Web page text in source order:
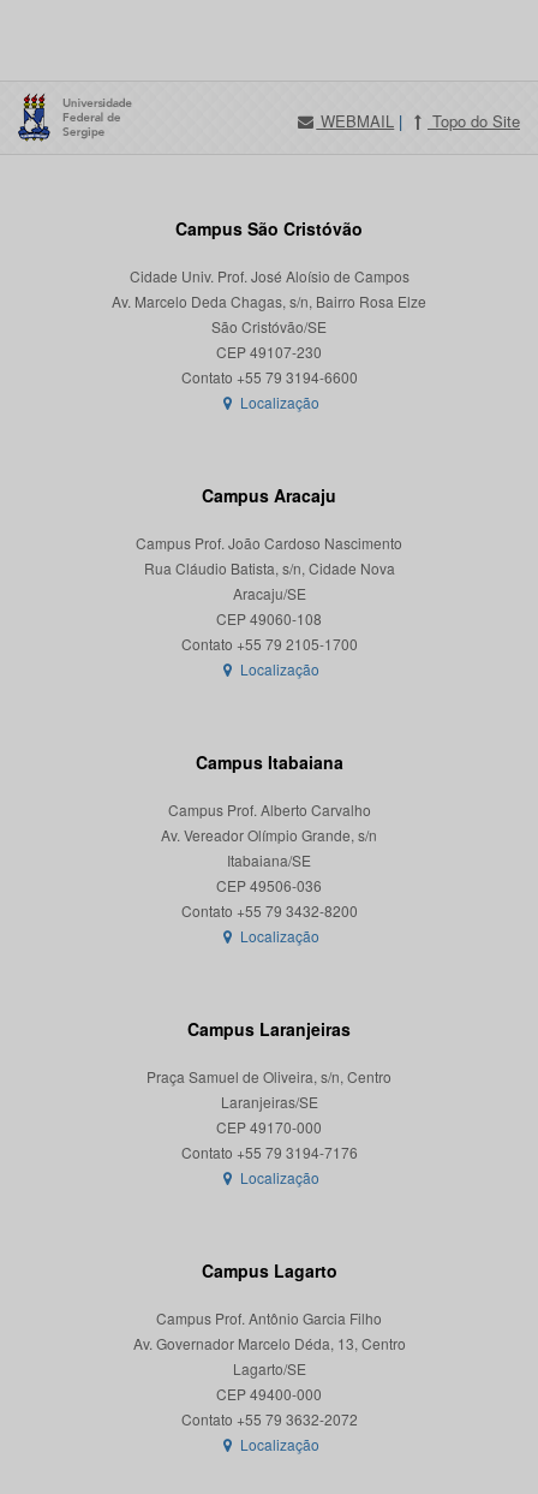
WEBMAIL | Topo do Site
Campus São Cristóvão
Cidade Univ. Prof. José Aloísio de Campos
Av. Marcelo Deda Chagas, s/n, Bairro Rosa Elze
São Cristóvão/SE
CEP 49107-230
Localização
Campus Aracaju
Campus Prof. João Cardoso Nascimento
Rua Cláudio Batista, s/n, Cidade Nova
Aracaju/SE
CEP 49060-108
Localização
Campus Itabaiana
Campus Prof. Alberto Carvalho
Av. Vereador Olímpio Grande, s/n
Itabaiana/SE
CEP 49506-036
Localização
Campus Laranjeiras
Praça Samuel de Oliveira, s/n, Centro
Laranjeiras/SE
CEP 49170-000
Localização
Campus Lagarto
Campus Prof. Antônio Garcia Filho
Av. Governador Marcelo Déda, 13, Centro
Lagarto/SE
CEP 49400-000
Localização